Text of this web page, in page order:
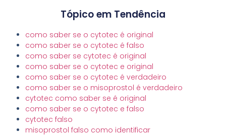
Tópico em Tendência
como saber se o cytotec é original
como saber se o cytotec é falso
como saber se cytotec é original
como saber se o cytotec e original
como saber se o cytotec é verdadeiro
como saber se o misoprostol é verdadeiro
cytotec como saber se é original
como saber se o cytotec e falso
cytotec falso
misoprostol falso como identificar